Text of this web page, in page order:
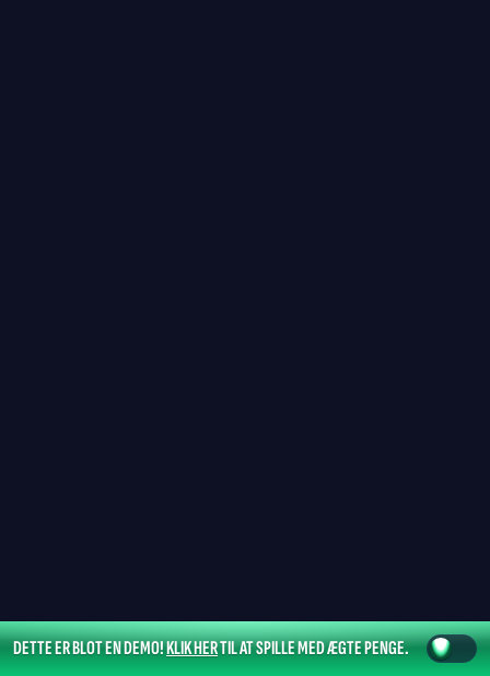
DETTE ER BLOT EN DEMO!KLIK HERTIL AT SPILLE MED ÆGTE PENGE.